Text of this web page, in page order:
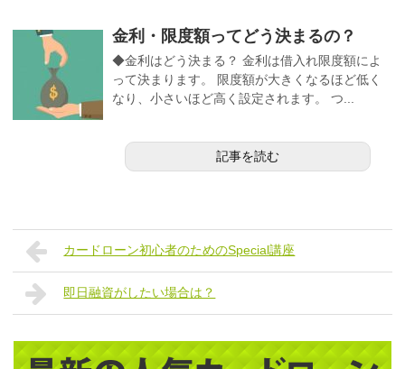
金利・限度額ってどう決まるの？
◆金利はどう決まる？ 金利は借入れ限度額によ
って決まります。 限度額が大きくなるほど低く
なり、小さいほど高く設定されます。 つ...
記事を読む
カードローン初心者のためのSpecial講座
即日融資がしたい場合は？